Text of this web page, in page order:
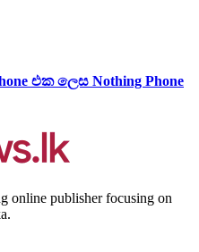
එක ලෙස Nothing Phone
online publisher focusing on